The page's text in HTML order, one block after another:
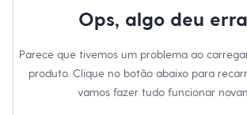
Dia dos Pais
Roupas
Bermudas
Camisas
Ops, algo deu
Parece que tivemos um problema ao
produto. Clique no botão abaixo para
vamos fazer tudo funcionar